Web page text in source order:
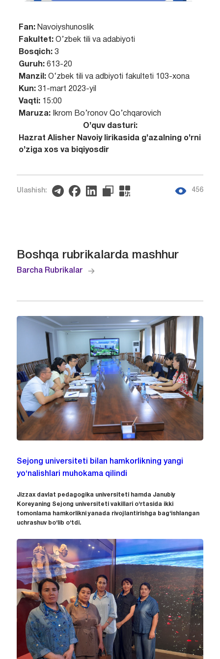
Fan: Navoiyshunoslik
Fakultet:O’zbek tili va adabiyoti
Bosqich:3
Guruh:613-20
Manzil:O‘zbek tili va adbiyoti fakulteti 103-xona
Kun: 31-mart 2023-yil
Vaqti:15:00
Maruza:Ikrom Bo’ronov Qo’chqarovich
O’quv dasturi:
Hazrat Alisher Navoiy lirikasida g’azalning o’rni
o’ziga xos va biqiyosdir
Ulashish: 456
Boshqa rubrikalarda mashhur
Barcha Rubrikalar
Sejong universiteti bilan hamkorlikning yangi
yo‘nalishlari muhokama qilindi
Jizzax davlat pedagogika universiteti hamda Janubiy
Koreyaning Sejong universiteti vakillari o‘rtasida ikki
tomonlama hamkorlikni yanada rivojlantirishga bag‘ishlangan
uchrashuv bo‘lib o‘tdi.